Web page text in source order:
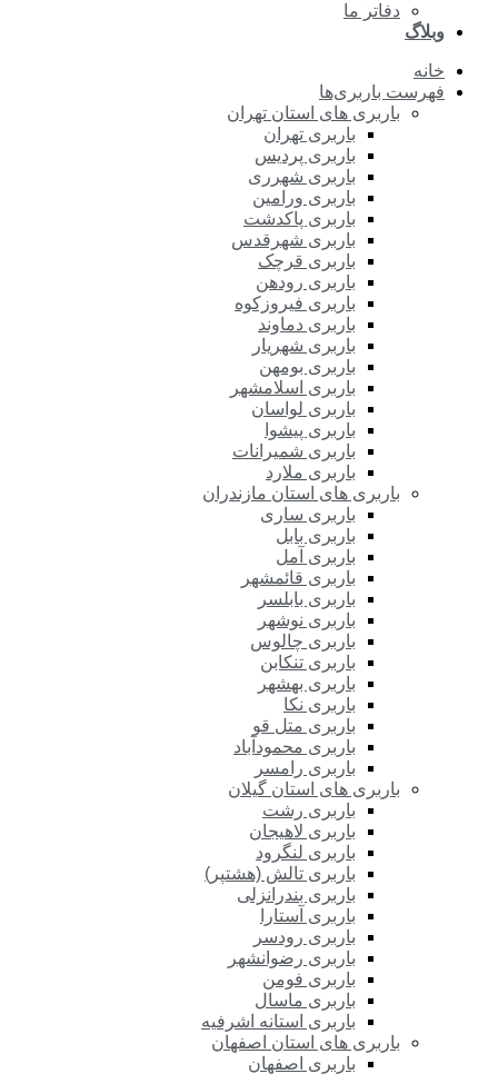
دفاتر ما
وبلاگ
خانه
فهرست باربری‌ها
باربری های استان تهران
باربری تهران
باربری پردیس
باربری شهرری
باربری ورامین
باربری پاکدشت
باربری شهرقدس
باربری قرچک
باربری رودهن
باربری فیروزکوه
باربری دماوند
باربری شهریار
باربری بومهن
باربری اسلامشهر
باربری لواسان
باربری پیشوا
باربری شمیرانات
باربری ملارد
باربری های استان مازندران
باربری ساری
باربری بابل
باربری آمل
باربری قائمشهر
باربری بابلسر
باربری نوشهر
باربری چالوس
باربری تنکابن
باربری بهشهر
باربری نکا
باربری متل قو
باربری محمودآباد
باربری رامسر
باربری های استان گیلان
باربری رشت
باربری لاهیجان
باربری لنگرود
باربری تالش (هشتپر)
باربری بندرانزلی
باربری آستارا
باربری رودسر
باربری رضوانشهر
باربری فومن
باربری ماسال
باربری استانه اشرفیه
باربری های استان اصفهان
باربری اصفهان